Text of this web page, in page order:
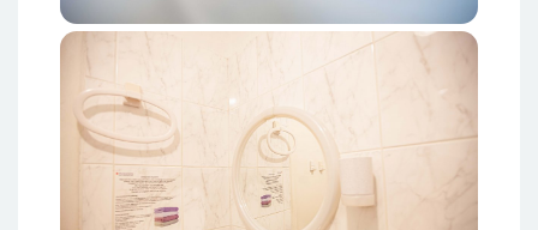
Изображение